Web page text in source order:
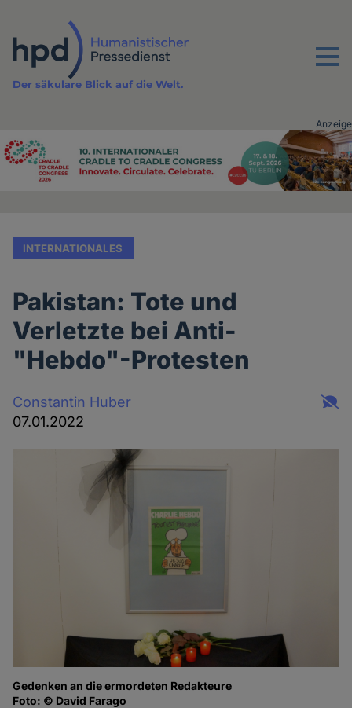
Inhalt
Menu
Der säkulare Blick auf die Welt.
Advertising
Anzeige
INTERNATIONALES
Pakistan: Tote und
Verletzte bei Anti-
"Hebdo"-Protesten
Constantin Huber
07.01.2022
Gedenken an die ermordeten Redakteure
Foto: © David Farago